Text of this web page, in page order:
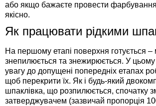
або якщо бажаєте провести
якісно.
Як працювати рідкими
На першому етапі поверхня готується –
знепилюється та знежирюється. У цьому
увагу до допущені попередніх етапах
щоб перекрити їх. Як і будь-який
шпаклівка, що розпилюється, спочатку
затверджувачем (зазвичай пропорція